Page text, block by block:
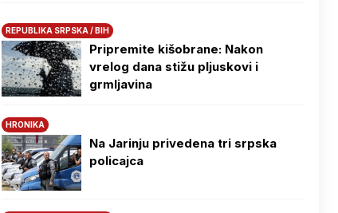
REPUBLIKA SRPSKA / BIH
Pripremite kišobrane: Nakon
vrelog dana stižu pljuskovi i
grmljavina
HRONIKA
Na Јarinju privedena tri srpska
policajca